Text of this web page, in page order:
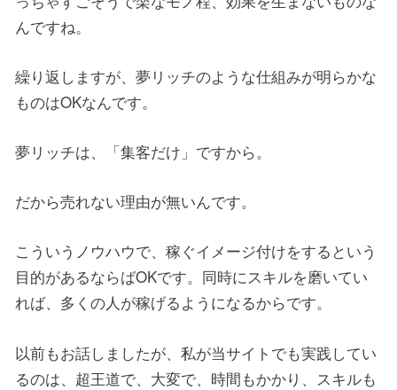
んですね。
繰り返しますが、夢リッチのような仕組みが明らかな
ものはOKなんです。
夢リッチは、「集客だけ」ですから。
だから売れない理由が無いんです。
こういうノウハウで、稼ぐイメージ付けをするという
目的があるならばOKです。同時にスキルを磨いてい
れば、多くの人が稼げるようになるからです。
以前もお話しましたが、私が当サイトでも実践してい
るのは、超王道で、大変で、時間もかかり、スキルも